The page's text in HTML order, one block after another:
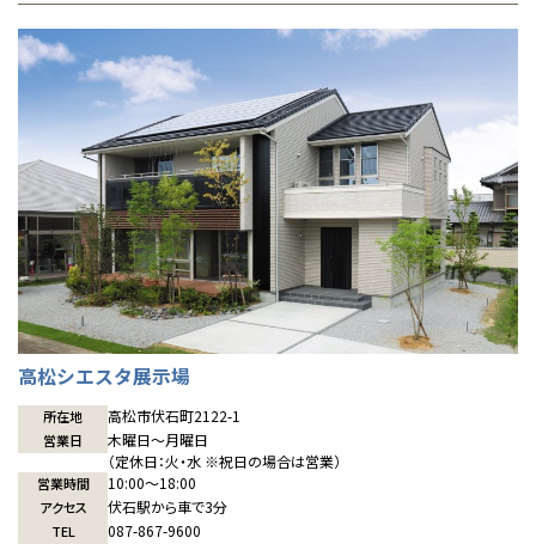
エネルギー自給自足
ZEH特集
感謝訪問・長期保証
直営工事
1メーターモジュール
冷暖房標準装備
24時間対応コールセンター
デザイン賞各種受賞
セントラルヒーティング
知られざる檜の効果・作用
檜の住まいデザイン
理想の木材「檜」
クレステージ
施工事例
平屋の家
外観・インテリア集
WEB住宅展示場
暮らし方提案
住まいのコラム
住まいのお手入れ集
リフォーム トップ
リフォームメニュー
選ばれる理由
リフォームの流れ
介護保険利用で快適リフォーム
資産活用
資産活用 トップ
賃貸併用住宅のメリット
安心のサポートシステム
商品紹介
展示場案内
買取サービス
分譲住宅・土地
分譲マンション
分譲マンション トップ
ワザックとは
安心の管理体制
ギャラリー
トランクルーム
会社情報
会社情報 トップ
ニュースリリース
代表ごあいさつ
お問い合わせ
高松シエスタ展示場
所在地 高松市伏石町2122-1
営業日
木曜日〜月曜日
（定休日：火・水 ※祝日の場合は営業）
営業時間 10:00〜18:00
アクセス 伏石駅から車で3分
TEL 087-867-9600